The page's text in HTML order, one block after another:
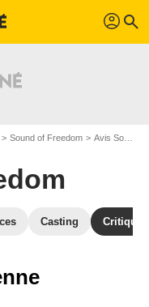
profil search
Sound of Freedom Avis Sound of Freedom
Casting